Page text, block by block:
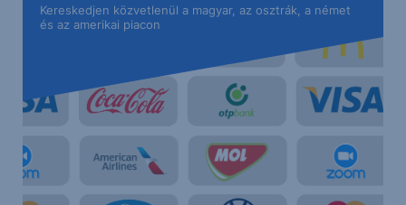
Kereskedjen közvetlenül a magyar, az osztrák, a német
és az amerikai piacon